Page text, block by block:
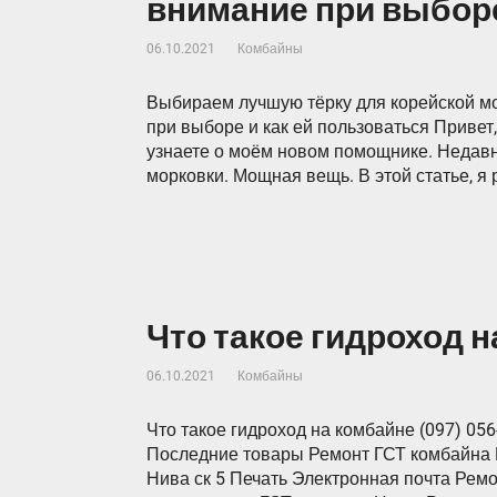
внимание при
06.10.2021 Комбайны
Выбираем лучшую тёрку для корейской
при выборе и как ей пользоваться
узнаете о моём новом помощнике.
морковки. Мощная вещь. В этой статье, я
Что такое гидроход
06.10.2021 Комбайны
Что такое гидроход на комбайне (097)
Последние товары Ремонт ГСТ комбайна
Нива ск 5 Печать Электронная почта